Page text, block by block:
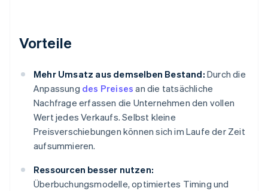
Vorteile
Mehr Umsatz aus demselben Bestand: Durch die
Anpassung des Preises an die tatsächliche
Nachfrage erfassen die Unternehmen den vollen
Wert jedes Verkaufs. Selbst kleine
Preisverschiebungen können sich im Laufe der Zeit
aufsummieren.
Ressourcen besser nutzen:
Überbuchungsmodelle, optimiertes Timing und